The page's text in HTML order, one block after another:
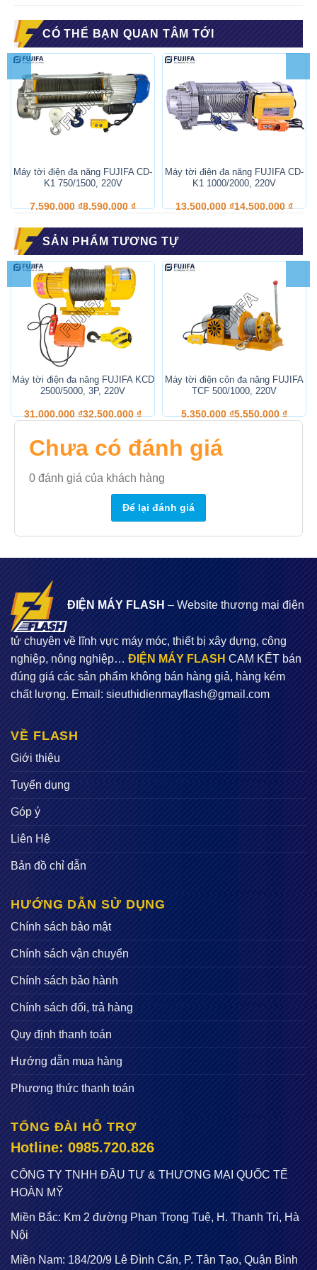
2. Thông số máy tời điện đa năng hạng nặng
FUJIFA KCD 1000/2000 – 100M, 3P, 220V, 8-16M/P
Hãng sản xuất
(brand)
FUJIFA
(Method of Use)
100m
50m
Tải trọng TK
(Rated capacity)
1000kg 2000kg
Chiều cao SD
(Lifting height)
1m-50m
Tốc độ
(Lifting speed)
16m/p 8m/p
Nguồn điện
3 pha 220v, 50hz
Công suất
(Input power)
1500w
Cáp
10mm
Công nghệ
Nhật Bản
CÓ THỂ BẠN QUAN TÂM TỚI
Máy tời điện đa năng FUJIFA CD-
K1 750/1500, 220V
7.590.000₫8.590.000₫
Máy tời điện đa năng FUJIFA CD-
K1 1000/2000, 220V
13.500.000₫14.500.000₫
SẢN PHẨM TƯƠNG TỰ
Máy tời điện đa năng FUJIFA KCD
2500/5000, 3P, 220V
31.000.000₫32.500.000₫
Máy tời điện côn đa năng FUJIFA
TCF 500/1000, 220V
5.350.000₫5.550.000₫
Chưa có đánh giá
0 đánh giá của khách hàng
Để lại đánh giá
ĐIỆN MÁY FLASH – Website thương mại điện
tử chuyên về lĩnh vực máy móc, thiết bị xây dựng, công
nghiệp, nông nghiệp… ĐIỆN MÁY FLASH CAM KẾT bán
đúng giá các sản phẩm không bán hàng giả, hàng kém
chất lượng. Email: sieuthidienmayflash@gmail.com
VỀ FLASH
Giới thiệu
Tuyển dụng
Góp ý
Liên Hệ
Bản đồ chỉ dẫn
HƯỚNG DẪN SỬ DỤNG
Chính sách bảo mật
Chính sách vận chuyển
Chính sách bảo hành
Chính sách đổi, trả hàng
Quy định thanh toán
Hướng dẫn mua hàng
Phương thức thanh toán
TỔNG ĐÀI HỖ TRỢ
Hotline: 0985.720.826
CÔNG TY TNHH ĐẦU TƯ & THƯƠNG MẠI QUỐC TẾ
HOÀN MỸ
Miền Bắc: Km 2 đường Phan Trọng Tuệ, H. Thanh Trì, Hà
Nội
Miền Nam: 184/20/9 Lê Đình Cẩn, P. Tân Tạo, Quận Bình